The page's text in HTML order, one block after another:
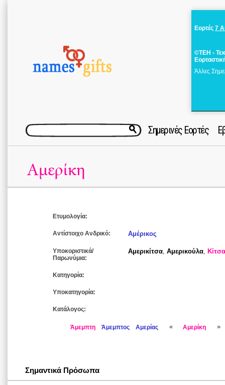
Εορτές 7
©ΤΕΗ -
Άλλες
Σημερινές Εορτές
Αμερίκη
Ετυμολογία:
Αντίστοιχο Ανδρικό: Αμέρικος
Υποκοριστικά/
Παρωνύμια:
Αμερικίτσα, Αμερικούλα, Κίτσα
Κατηγορία:
Υποκατηγορία:
Κατάλογος:
Άμεμπτη Άμεμπτος Αμερίας « Αμερίκη »
Σημαντικά Πρόσωπα